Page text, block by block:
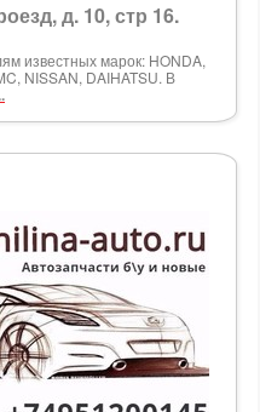
д. 10, стр 16.
известных марок: HONDA,
NISSAN, DAIHATSU. В